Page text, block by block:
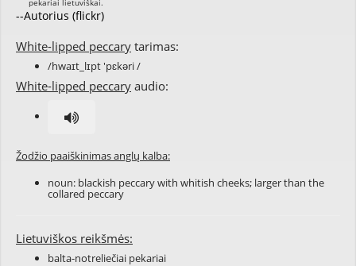
--Autorius (flickr)
White-lipped peccary tarimas:
/hwaɪt_lɪpt 'pɛkəri /
White-lipped peccary audio:
Žodžio paaiškinimas anglų kalba:
noun: blackish peccary with whitish cheeks; larger than the
collared peccary
Lietuviškos reikšmės:
balta-notreliečiai pekariai